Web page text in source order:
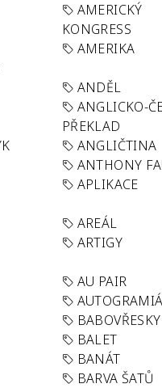
AMERICKÝ
KONGRESS
AMERIKA
ANDĚL
ANGLICKO-
PŘEKLAD
ANGLIČTINA
ANTHONY
APLIKACE
AREÁL
ARTIGY
AU PAIR
BABOVŘESKY
BALET
BANÁT
BARVA ŠATŮ